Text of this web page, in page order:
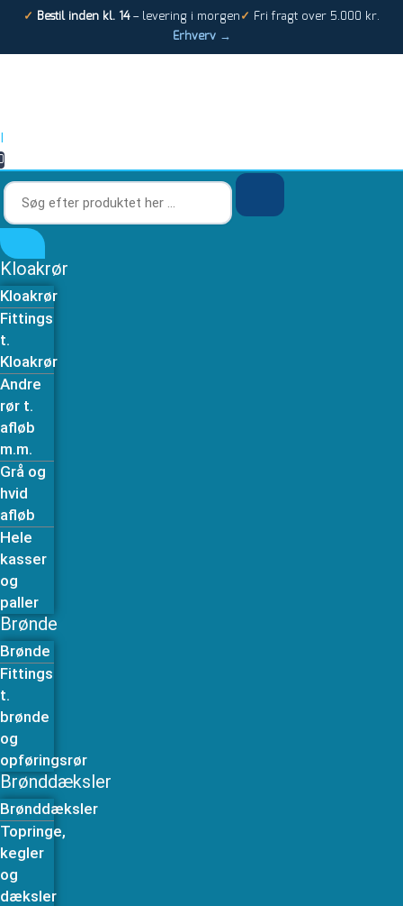
✓ Bestil inden kl. 14– levering i morgen✓ Fri fragt over 5.000 kr.
Erhverv →
|
Kloakrør
Kloakrør
Fittings
t.
Kloakrør
Andre
rør t.
afløb
m.m.
Grå og
hvid
afløb
Hele
kasser
og
paller
Brønde
Brønde
Fittings
t.
brønde
og
opføringsrør
Brønddæksler
Brønddæksler
Topringe,
kegler
og
dæksler
Skydemuffe